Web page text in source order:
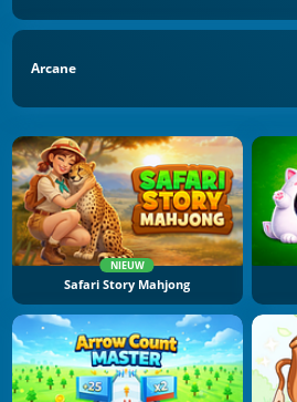
Arcane
NIEUW
Safari Story Mahjong